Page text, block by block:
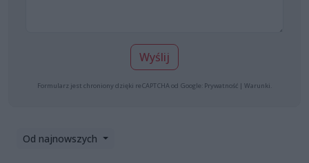
Wyślij
Formularz jest chroniony dzięki reCAPTCHA od Google: Prywatność | Warunki
Od najnowszych